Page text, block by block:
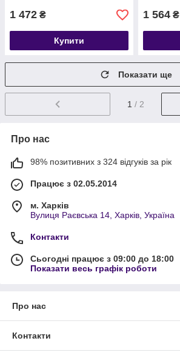
1 472 ₴
Купити
1 564 ₴
Показати ще
1 / 2
Про нас
98% позитивних з 324 відгуків за рік
Працює з 02.05.2014
м. Харків
Вулиця Раєвська 14, Харків, Україна
Контакти
Сьогодні працює з 09:00 до 18:00
Показати весь графік роботи
Про нас
Контакти